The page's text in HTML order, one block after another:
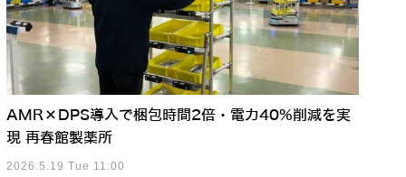
AMR×DPS導入で梱包時間2倍・電力40%削減を実
現 再春館製薬所
2026.5.19 Tue 11:00